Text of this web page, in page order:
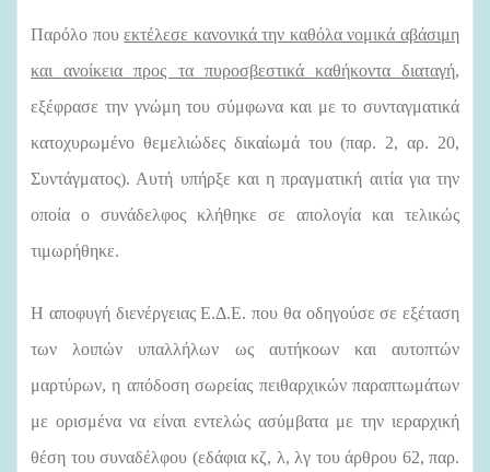
Παρόλο πουεκτέλεσε κανονικά την καθόλα νομικά αβάσιμη
και ανοίκεια προς τα πυροσβεστικά καθήκοντα διαταγή,
εξέφρασε την γνώμη του σύμφωνα και με το συνταγματικά
κατοχυρωμένο θεμελιώδες δικαίωμά του (παρ. 2, αρ. 20,
Συντάγματος). Αυτή υπήρξε και η πραγματική αιτία για την
οποία ο συνάδελφος κλήθηκε σε απολογία και τελικώς
τιμωρήθηκε.
Η αποφυγή διενέργειας Ε.Δ.Ε. που θα οδηγούσε σε εξέταση
των λοιπών υπαλλήλων ως αυτήκοων και αυτοπτών
μαρτύρων, η απόδοση σωρείας πειθαρχικών παραπτωμάτων
με ορισμένα να είναι εντελώς ασύμβατα με την ιεραρχική
θέση του συναδέλφου (εδάφια κζ, λ, λγ του άρθρου 62, παρ.